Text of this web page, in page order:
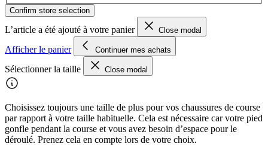
Confirm store selection
L’article a été ajouté à votre panier Close modal
Afficher le panier Continuer mes achats
Sélectionner la taille Close modal
Choisissez toujours une taille de plus pour vos chaussures de course
par rapport à votre taille habituelle. Cela est nécessaire car votre pied
gonfle pendant la course et vous avez besoin d’espace pour le
déroulé. Prenez cela en compte lors de votre choix.